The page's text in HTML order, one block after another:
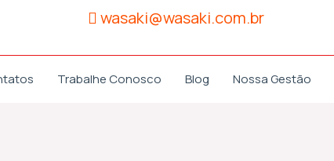
wasaki@wasaki.com.br
Trabalhe Conosco Blog Nossa Gestão